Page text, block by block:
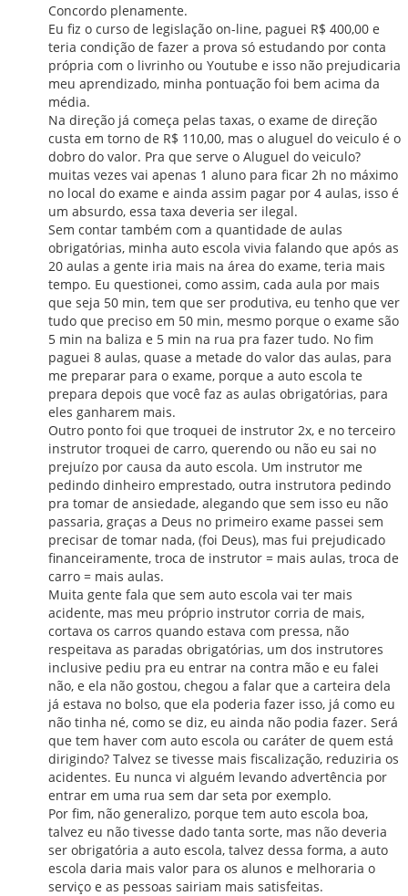
Concordo plenamente.
Eu fiz o curso de legislação on-line, paguei R$ 400,00 e
teria condição de fazer a prova só estudando por conta
própria com o livrinho ou Youtube e isso não prejudicaria
meu aprendizado, minha pontuação foi bem acima da
média.
Na direção já começa pelas taxas, o exame de direção
custa em torno de R$ 110,00, mas o aluguel do veiculo é o
dobro do valor. Pra que serve o Aluguel do veiculo?
muitas vezes vai apenas 1 aluno para ficar 2h no máximo
no local do exame e ainda assim pagar por 4 aulas, isso é
um absurdo, essa taxa deveria ser ilegal.
Sem contar também com a quantidade de aulas
obrigatórias, minha auto escola vivia falando que após as
20 aulas a gente iria mais na área do exame, teria mais
tempo. Eu questionei, como assim, cada aula por mais
que seja 50 min, tem que ser produtiva, eu tenho que ver
tudo que preciso em 50 min, mesmo porque o exame são
5 min na baliza e 5 min na rua pra fazer tudo. No fim
paguei 8 aulas, quase a metade do valor das aulas, para
me preparar para o exame, porque a auto escola te
prepara depois que você faz as aulas obrigatórias, para
eles ganharem mais.
Outro ponto foi que troquei de instrutor 2x, e no terceiro
instrutor troquei de carro, querendo ou não eu sai no
prejuízo por causa da auto escola. Um instrutor me
pedindo dinheiro emprestado, outra instrutora pedindo
pra tomar de ansiedade, alegando que sem isso eu não
passaria, graças a Deus no primeiro exame passei sem
precisar de tomar nada, (foi Deus), mas fui prejudicado
financeiramente, troca de instrutor = mais aulas, troca de
carro = mais aulas.
Muita gente fala que sem auto escola vai ter mais
acidente, mas meu próprio instrutor corria de mais,
cortava os carros quando estava com pressa, não
respeitava as paradas obrigatórias, um dos instrutores
inclusive pediu pra eu entrar na contra mão e eu falei
não, e ela não gostou, chegou a falar que a carteira dela
já estava no bolso, que ela poderia fazer isso, já como eu
não tinha né, como se diz, eu ainda não podia fazer. Será
que tem haver com auto escola ou caráter de quem está
dirigindo? Talvez se tivesse mais fiscalização, reduziria os
acidentes. Eu nunca vi alguém levando advertência por
entrar em uma rua sem dar seta por exemplo.
Por fim, não generalizo, porque tem auto escola boa,
talvez eu não tivesse dado tanta sorte, mas não deveria
ser obrigatória a auto escola, talvez dessa forma, a auto
escola daria mais valor para os alunos e melhoraria o
serviço e as pessoas sairiam mais satisfeitas.